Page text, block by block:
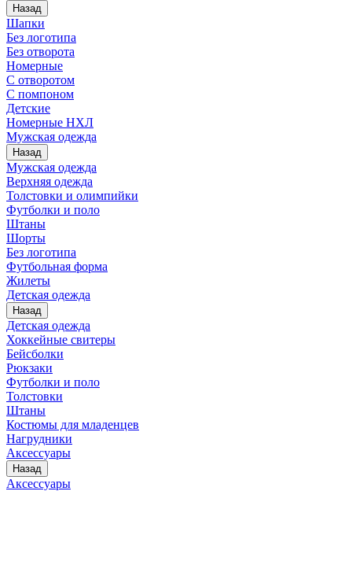
Назад
Шапки
Без логотипа
Без отворота
Номерные
С отворотом
С помпоном
Детские
Номерные НХЛ
Мужская одежда
Назад
Мужская одежда
Верхняя одежда
Толстовки и олимпийки
Футболки и поло
Штаны
Шорты
Без логотипа
Футбольная форма
Жилеты
Детская одежда
Назад
Детская одежда
Хоккейные свитеры
Бейсболки
Рюкзаки
Футболки и поло
Толстовки
Штаны
Костюмы для младенцев
Нагрудники
Аксессуары
Назад
Аксессуары